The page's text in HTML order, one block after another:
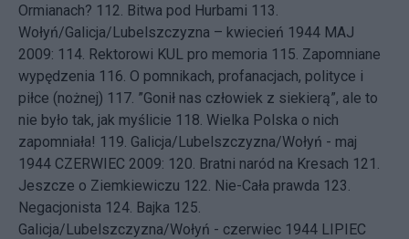
Ormianach? 112. Bitwa pod Hurbami 113.
Wołyń/Galicja/Lubelszczyzna – kwiecień 1944 MAJ
2009: 114. Rektorowi KUL pro memoria 115. Zapomniane
wypędzenia 116. O pomnikach, profanacjach, polityce i
piłce (nożnej) 117. ”Gonił nas człowiek z siekierą”, ale to
nie było tak, jak myślicie 118. Wielka Polska o nich
zapomniała! 119. Galicja/Lubelszczyzna/Wołyń - maj
1944 CZERWIEC 2009: 120. Bratni naród na Kresach 121.
Jeszcze o Ziemkiewiczu 122. Nie-Cała prawda 123.
Negacjonista 124. Bajka 125.
Galicja/Lubelszczyzna/Wołyń - czerwiec 1944 LIPIEC